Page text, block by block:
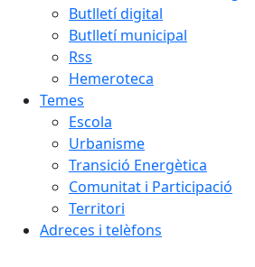
Butlletí digital
Butlletí municipal
Rss
Hemeroteca
Temes
Escola
Urbanisme
Transició Energètica
Comunitat i Participació
Territori
Adreces i telèfons